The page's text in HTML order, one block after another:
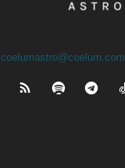
coelumastro@coelum.com